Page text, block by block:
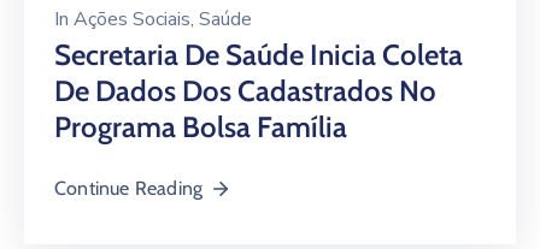
LGPD
AMCVALE
In Ações Sociais‚ Saúde
Secretaria De Saúde Inicia Coleta
De Dados Dos Cadastrados No
Programa Bolsa Família
Continue Reading